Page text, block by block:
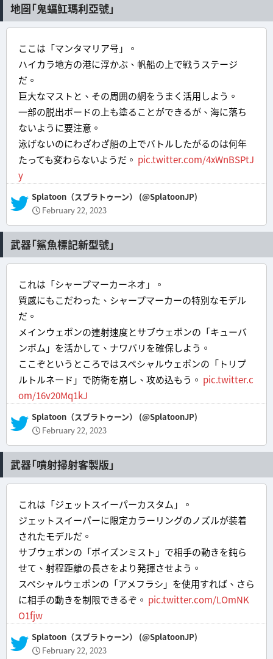
地圖「鬼蝠魟瑪利亞號」
ここは「マンタマリア号」。
ハイカラ地方の港に浮かぶ、帆船の上で戦うステージ
だ。
巨大なマストと、その周囲の網をうまく活用しよう。
一部の脱出ボードの上も塗ることができるが、海に落ち
ないように要注意。
泳げないのにわざわざ船の上でバトルしたがるのは何年
たっても変わらないようだ。 pic.twitter.com/4xWnBSPtJ
y
— Splatoon（スプラトゥーン） (@SplatoonJP)
February 22, 2023
武器「鯊魚標記新型號」
これは「シャープマーカーネオ」。
質感にもこだわった、シャープマーカーの特別なモデル
だ。
メインウェポンの連射速度とサブウェポンの「キューバ
ンボム」を活かして、ナワバリを確保しよう。
ここぞというところではスペシャルウェポンの「トリプ
ルトルネード」で防衛を崩し、攻め込もう。 pic.twitter.c
om/16v20Mq1kJ
— Splatoon（スプラトゥーン） (@SplatoonJP)
February 22, 2023
武器「噴射掃射客製版」
これは「ジェットスイーパーカスタム」。
ジェットスイーパーに限定カラーリングのノズルが装着
されたモデルだ。
サブウェポンの「ポイズンミスト」で相手の動きを鈍ら
せて、射程距離の長さをより発揮させよう。
スペシャルウェポンの「アメフラシ」を使用すれば、さら
に相手の動きを制限できるぞ。 pic.twitter.com/LOmNK
O1fjw
— Splatoon（スプラトゥーン） (@SplatoonJP)
February 22, 2023